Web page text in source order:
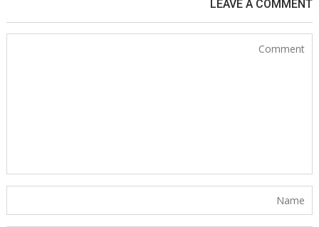
LEAVE A COMMENT